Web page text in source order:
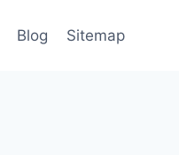
Blog Sitemap